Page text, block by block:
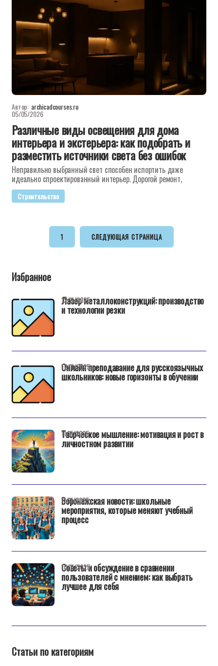
Автор: archicadcourses.ru
05/05/2026
Различные виды освещения для дома
интерьера и экстерьера: как подобрать и
разместить источники света без ошибок
Неправильно выбранный свет способен испортить даже
идеально спроектированный интерьер. Дорогой ремонт,
Строительство
1 СЛЕДУЮЩАЯ СТРАНИЦА
Избранное
Лазер металлоконструкций: производство
и технологии резки
12/11/2025
Онлайн преподавание для русскоязычных
школьников: новые горизонты в обучении
12/11/2025
Творческое мышление: мотивация и рост в
личностном развитии
11/11/2025
Воронежская новости: школьные
мероприятия, которые меняют учебный
процесс
11/11/2025
Советы и обсуждение в сравнении
пользователей с мнением: как выбрать
лучшее для себя
10/11/2025
Статьи по категориям